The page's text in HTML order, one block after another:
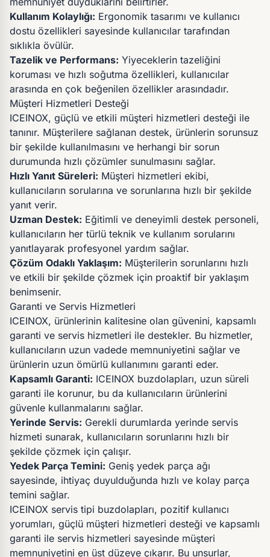
Kullanım Kolaylığı: Ergonomik tasarımı ve kullanıcı
dostu özellikleri sayesinde kullanıcılar tarafından
sıklıkla övülür.
Tazelik ve Performans: Yiyeceklerin tazeliğini
koruması ve hızlı soğutma özellikleri, kullanıcılar
arasında en çok beğenilen özellikler arasındadır.
Müşteri Hizmetleri Desteği
ICEINOX, güçlü ve etkili müşteri hizmetleri desteği ile
tanınır. Müşterilere sağlanan destek, ürünlerin sorunsuz
bir şekilde kullanılmasını ve herhangi bir sorun
durumunda hızlı çözümler sunulmasını sağlar.
Hızlı Yanıt Süreleri: Müşteri hizmetleri ekibi,
kullanıcıların sorularına ve sorunlarına hızlı bir şekilde
yanıt verir.
Uzman Destek: Eğitimli ve deneyimli destek personeli,
kullanıcıların her türlü teknik ve kullanım sorularını
yanıtlayarak profesyonel yardım sağlar.
Çözüm Odaklı Yaklaşım: Müşterilerin sorunlarını hızlı
ve etkili bir şekilde çözmek için proaktif bir yaklaşım
benimsenir.
Garanti ve Servis Hizmetleri
ICEINOX, ürünlerinin kalitesine olan güvenini, kapsamlı
garanti ve servis hizmetleri ile destekler. Bu hizmetler,
kullanıcıların uzun vadede memnuniyetini sağlar ve
ürünlerin uzun ömürlü kullanımını garanti eder.
Kapsamlı Garanti: ICEINOX buzdolapları, uzun süreli
garanti ile korunur, bu da kullanıcıların ürünlerini
güvenle kullanmalarını sağlar.
Yerinde Servis: Gerekli durumlarda yerinde servis
hizmeti sunarak, kullanıcıların sorunlarını hızlı bir
şekilde çözmek için çalışır.
Yedek Parça Temini: Geniş yedek parça ağı
sayesinde, ihtiyaç duyulduğunda hızlı ve kolay parça
temini sağlar.
ICEINOX servis tipi buzdolapları, pozitif kullanıcı
yorumları, güçlü müşteri hizmetleri desteği ve kapsamlı
garanti ile servis hizmetleri sayesinde müşteri
memnuniyetini en üst düzeye çıkarır. Bu unsurlar,